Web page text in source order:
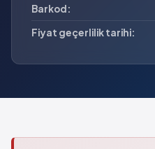
Barkod:
Fiyat geçerlilik tarihi: